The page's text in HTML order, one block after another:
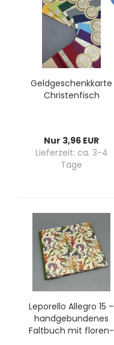
Geld­ge­schenk­kar­te
Chris­ten­fisch
Nur 3,96 EUR
Lieferzeit: ca. 3-4
Tage
Le­po­rel­lo Al­le­gro 15 –
hand­ge­bun­de­nes
Falt­buch mit flo­ren­